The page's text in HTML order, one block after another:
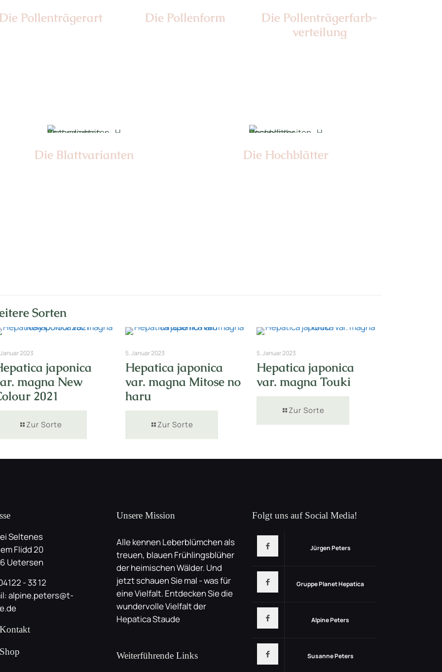
Pollen­trägerart Die Pollen­form
Die Pollen­trägerfarb­
verteilung
Die Blattvarianten Die Hochblätter
Sorten
2023
japonica
magna New
2021
Zur Sorte
5. Januar 2023
Hepatica japonica
var. magna Mitose no
haru
Zur Sorte
5. Januar 2023
Hepatica japonica
var. magna Touki
Zur Sorte
Seltenes
Flidd 20
Uetersen
- 33 12
alpine.peters@t-
Unsere Mission
Alle kennen Leberblümchen als
treuen, blauen Frühlingsblüher
der heimischen Wälder. Und
jetzt schauen Sie mal - was für
eine Vielfalt. Entdecken Sie die
wundervolle Vielfalt der
Hepatica Staude
Weiterführende Links
Folgt uns auf Social Media!
Jürgen Peters
Gruppe Planet Hepatica
Alpine Peters
Susanne Peters